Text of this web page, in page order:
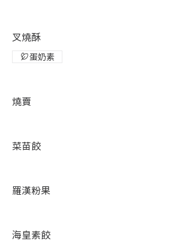
叉燒酥
蛋奶素
燒賣
菜苗餃
羅漢粉果
海皇素餃